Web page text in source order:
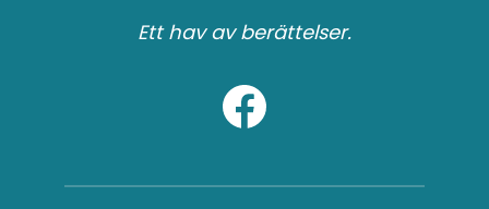
Ett hav av berättelser.